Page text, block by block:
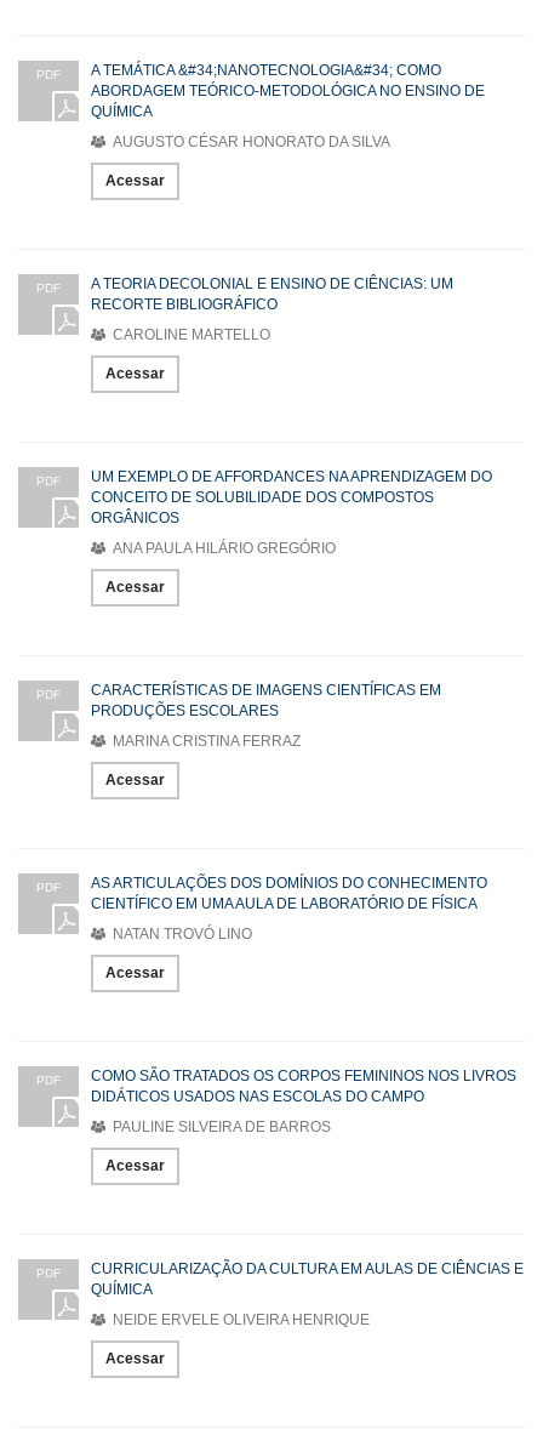
PDF
A TEMÁTICA &#34;NANOTECNOLOGIA&#34; COMO
ABORDAGEM TEÓRICO-METODOLÓGICA NO ENSINO DE
QUÍMICA
AUGUSTO CÉSAR HONORATO DA SILVA
Acessar
PDF
A TEORIA DECOLONIAL E ENSINO DE CIÊNCIAS: UM
RECORTE BIBLIOGRÁFICO
CAROLINE MARTELLO
Acessar
PDF
UM EXEMPLO DE AFFORDANCES NA APRENDIZAGEM DO
CONCEITO DE SOLUBILIDADE DOS COMPOSTOS
ORGÂNICOS
ANA PAULA HILÁRIO GREGÓRIO
Acessar
PDF
CARACTERÍSTICAS DE IMAGENS CIENTÍFICAS EM
PRODUÇÕES ESCOLARES
MARINA CRISTINA FERRAZ
Acessar
PDF
AS ARTICULAÇÕES DOS DOMÍNIOS DO CONHECIMENTO
CIENTÍFICO EM UMA AULA DE LABORATÓRIO DE FÍSICA
NATAN TROVÓ LINO
Acessar
PDF
COMO SÃO TRATADOS OS CORPOS FEMININOS NOS LIVROS
DIDÁTICOS USADOS NAS ESCOLAS DO CAMPO
PAULINE SILVEIRA DE BARROS
Acessar
PDF
CURRICULARIZAÇÃO DA CULTURA EM AULAS DE CIÊNCIAS E
QUÍMICA
NEIDE ERVELE OLIVEIRA HENRIQUE
Acessar